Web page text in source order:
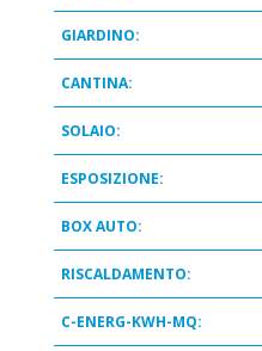
GIARDINO:
CANTINA:
SOLAIO:
ESPOSIZIONE:
BOX AUTO:
RISCALDAMENTO:
C-ENERG-KWH-MQ: